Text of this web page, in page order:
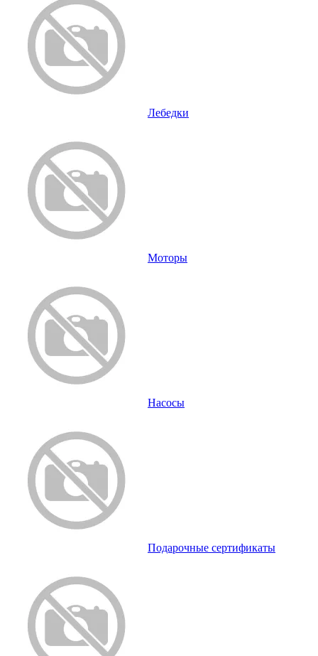
Лебедки
Моторы
Насосы
Подарочные сертификаты